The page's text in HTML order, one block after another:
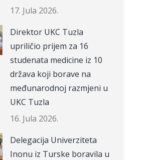
17. Jula 2026.
Direktor UKC Tuzla
upriličio prijem za 16
studenata medicine iz 10
država koji borave na
međunarodnoj razmjeni u
UKC Tuzla
16. Jula 2026.
Delegacija Univerziteta
Inonu iz Turske boravila u